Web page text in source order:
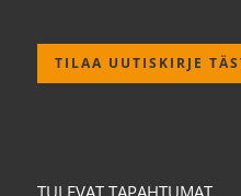
TILAA UUTISKIRJE